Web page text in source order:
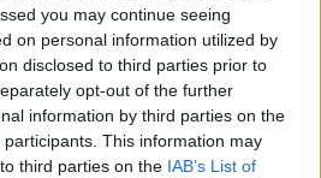
you may continue seeing
on personal information utilized by
disclosed to third parties prior to
opt-out of the further
information by third parties on the
participants. This information may
third parties on the IAB’s List of
την κορυφή της αποδοτικότητας
Ο Γιάννης Αγραβάνης στον Βίκο